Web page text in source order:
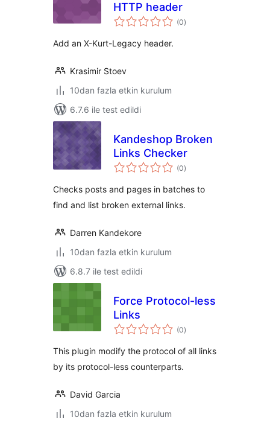
HTTP header
(0toplam
puan
)
Add an X-Kurt-Legacy header.
Krasimir Stoev
10dan fazla etkin kurulum
6.7.6 ile test edildi
Kandeshop Broken
Links Checker
(0toplam
puan
)
Checks posts and pages in batches to
find and list broken external links.
Darren Kandekore
10dan fazla etkin kurulum
6.8.7 ile test edildi
Force Protocol-less
Links
(0toplam
puan
)
This plugin modify the protocol of all links
by its protocol-less counterparts.
David Garcia
10dan fazla etkin kurulum